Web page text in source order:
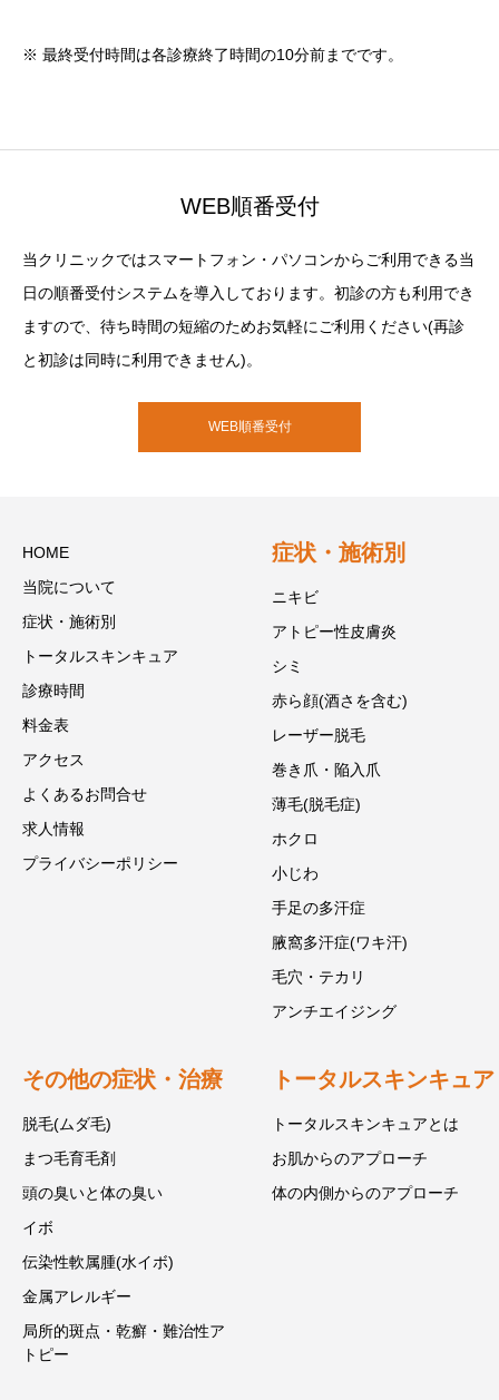
※ 最終受付時間は各診療終了時間の10分前までです。
WEB順番受付
当クリニックではスマートフォン・パソコンからご利用できる当
日の順番受付システムを導入しております。初診の方も利用でき
ますので、待ち時間の短縮のためお気軽にご利用ください(再診
と初診は同時に利用できません)。
WEB順番受付
HOME
当院について
症状・施術別
トータルスキンキュア
診療時間
料金表
アクセス
よくあるお問合せ
求人情報
プライバシーポリシー
症状・施術別
ニキビ
アトピー性皮膚炎
シミ
赤ら顔(酒さを含む)
レーザー脱毛
巻き爪・陥入爪
薄毛(脱毛症)
ホクロ
小じわ
手足の多汗症
腋窩多汗症(ワキ汗)
毛穴・テカリ
アンチエイジング
その他の症状・治療
脱毛(ムダ毛)
まつ毛育毛剤
頭の臭いと体の臭い
イボ
伝染性軟属腫(水イボ)
金属アレルギー
局所的斑点・乾癬・難治性ア
トピー
トータルスキンキュア
トータルスキンキュアとは
お肌からのアプローチ
体の内側からのアプローチ